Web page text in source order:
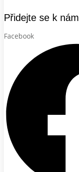
Přidejte se k nám
Facebook